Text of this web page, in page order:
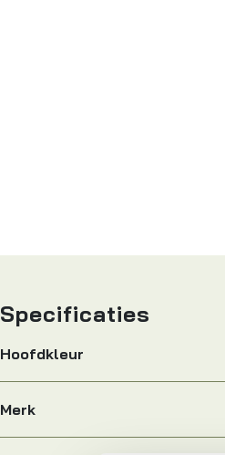
Specificaties
Hoofdkleur
Merk